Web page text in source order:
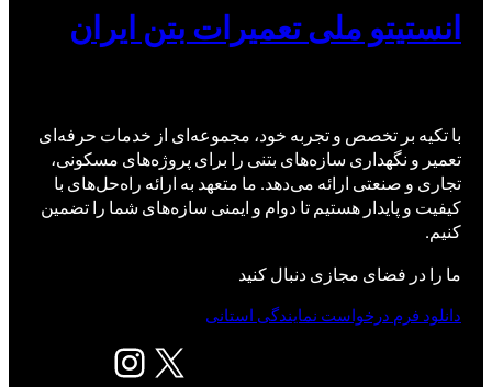
انستیتو ملی تعمیرات بتن ایران
با تکیه بر تخصص و تجربه خود، مجموعه‌ای از خدمات حرفه‌ای
تعمیر و نگهداری سازه‌های بتنی را برای پروژه‌های مسکونی،
تجاری و صنعتی ارائه می‌دهد. ما متعهد به ارائه راه‌حل‌های با
کیفیت و پایدار هستیم تا دوام و ایمنی سازه‌های شما را تضمین
کنیم.
ما را در فضای مجازی دنبال کنید
X اینستاگرم
دانلود فرم درخواست نمایندگی استانی